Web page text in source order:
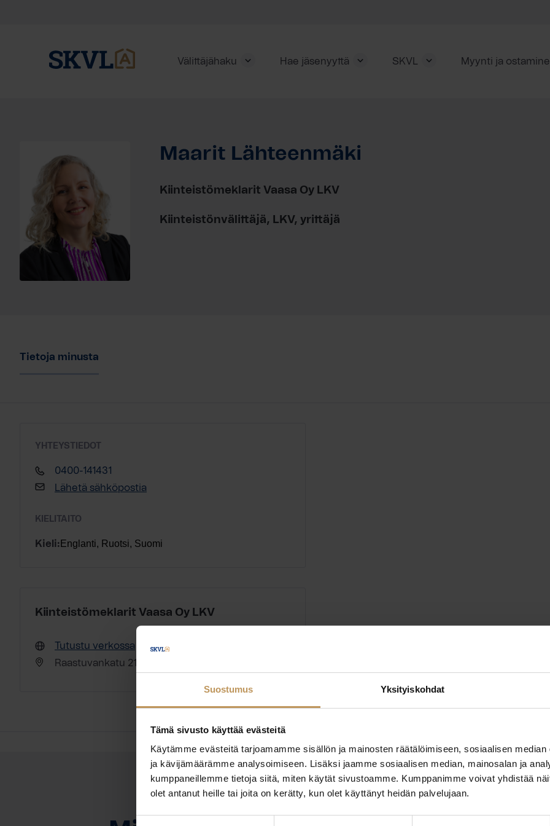
Suostumus Yksityiskohdat
Tämä sivusto käyttää evästeitä
Käytämme evästeitä tarjoamamme sisällön ja mainosten räätälöimiseen, sosiaalisen
ja kävijämäärämme analysoimiseen. Lisäksi jaamme sosiaalisen median, mainosalan ja
kumppaneillemme tietoja siitä, miten käytät sivustoamme. Kumppanimme voivat yhdistää
olet antanut heille tai joita on kerätty, kun olet käyttänyt heidän palvelujaan.
Suostumuksen
Välittäjähaku Hae jäsenyyttä SKVL Myynti ja
Maarit Lähteenmäki
Kiinteistömeklarit Vaasa Oy LKV
Kiinteistönvälittäjä, LKV, yrittäjä
Tietoja minusta
YHTEYSTIEDOT
0400-141431
Lähetä sähköpostia
KIELITAITO
Kieli: Englanti, Ruotsi, Suomi
Kiinteistömeklarit Vaasa Oy LKV
Tutustu verkossa
Raastuvankatu 21 C (Wasaborgin talo) 65100 Vaasa